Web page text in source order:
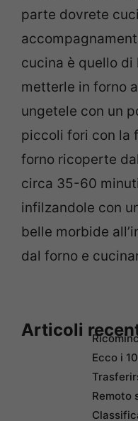
parte dovrete
cucina è quello
metterle in forno
ungetele con un
piccoli fori con la
forno ricoperte
circa 35-60
infilzandole con
belle morbide
dal forno e
Articoli
Ecco i
Remoto